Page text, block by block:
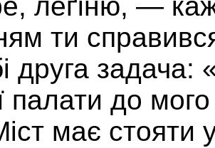
леґіню, —
ти
друга задача:
палати до
має стояти у